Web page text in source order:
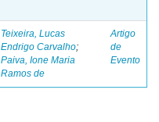
Teixeira, Lucas
Endrigo Carvalho;
Paiva, Ione Maria
Ramos de
Artigo
de
Evento